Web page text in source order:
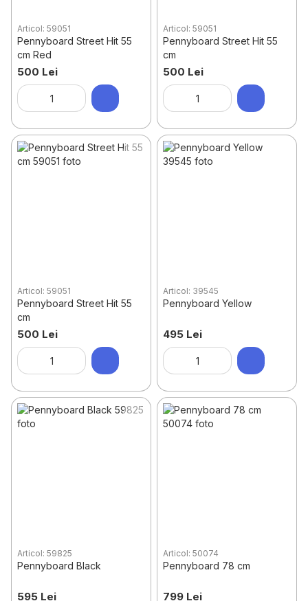
Articol: 59051
Pennyboard Street Hit 55
cm Red
500 Lei
Articol: 59051
Pennyboard Street Hit 55
cm
500 Lei
Articol: 59051
Pennyboard Street Hit 55
cm
500 Lei
Articol: 39545
Pennyboard Yellow
495 Lei
Articol: 59825
Pennyboard Black
595 Lei
Articol: 50074
Pennyboard 78 cm
799 Lei